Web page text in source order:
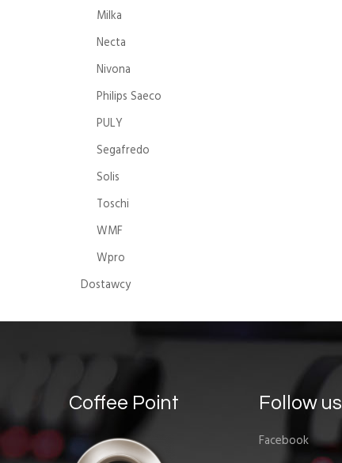
Milka
Necta
Nivona
Philips Saeco
PULY
Segafredo
Solis
Toschi
WMF
Wpro
Dostawcy
Coffee Point Follow us
Facebook